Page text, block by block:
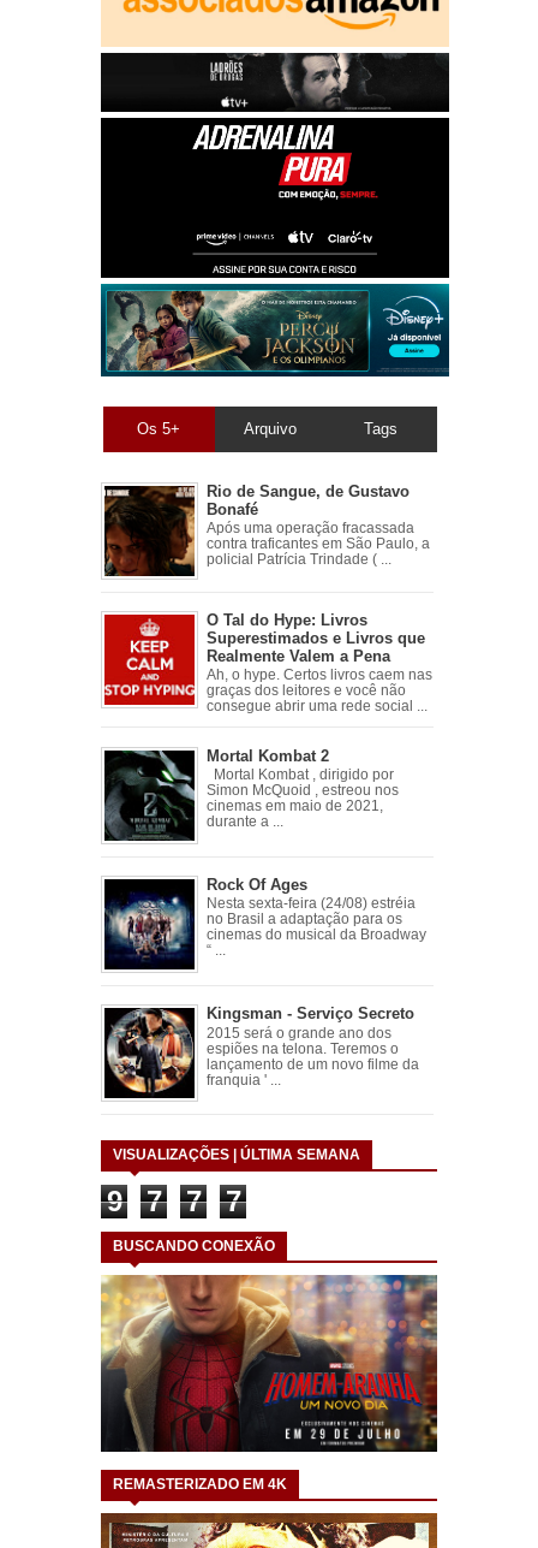
Os 5+ Arquivo Tags
Rio de Sangue, de Gustavo
Bonafé
Após uma operação fracassada
contra traficantes em São Paulo, a
policial Patrícia Trindade ( ...
O Tal do Hype: Livros
Superestimados e Livros que
Realmente Valem a Pena
Ah, o hype. Certos livros caem nas
graças dos leitores e você não
consegue abrir uma rede social ...
Mortal Kombat 2
Mortal Kombat , dirigido por
Simon McQuoid , estreou nos
cinemas em maio de 2021,
durante a ...
Rock Of Ages
Nesta sexta-feira (24/08) estréia
no Brasil a adaptação para os
cinemas do musical da Broadway
“ ...
Kingsman - Serviço Secreto
2015 será o grande ano dos
espiões na telona. Teremos o
lançamento de um novo filme da
franquia ' ...
VISUALIZAÇÕES | ÚLTIMA SEMANA
9 7 7 7
BUSCANDO CONEXÃO
REMASTERIZADO EM 4K